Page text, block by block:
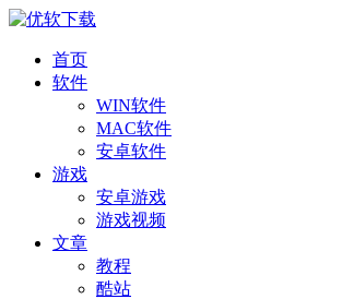
首页
软件
WIN软件
MAC软件
安卓软件
游戏
安卓游戏
游戏视频
文章
教程
酷站